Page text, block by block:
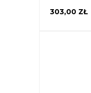
303,00 ZŁ